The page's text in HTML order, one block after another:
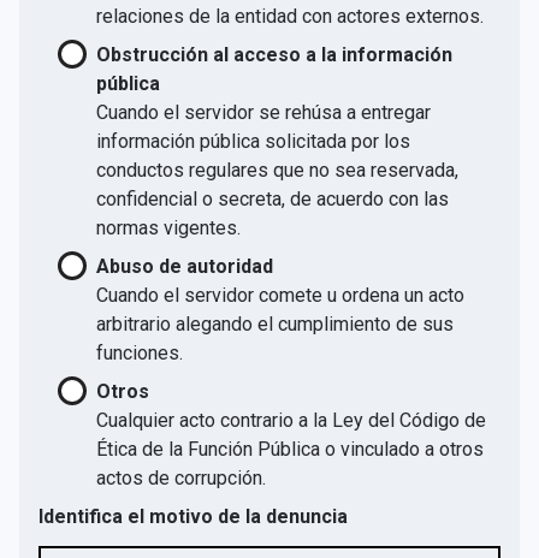
relaciones de la entidad con actores externos.
Obstrucción al acceso a la información
pública
Cuando el servidor se rehúsa a entregar
información pública solicitada por los
conductos regulares que no sea reservada,
confidencial o secreta, de acuerdo con las
normas vigentes.
Abuso de autoridad
Cuando el servidor comete u ordena un acto
arbitrario alegando el cumplimiento de sus
funciones.
Otros
Cualquier acto contrario a la Ley del Código de
Ética de la Función Pública o vinculado a otros
actos de corrupción.
Identifica el motivo de la denuncia